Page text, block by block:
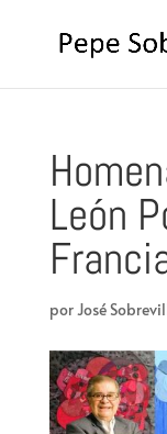
León
porJosé